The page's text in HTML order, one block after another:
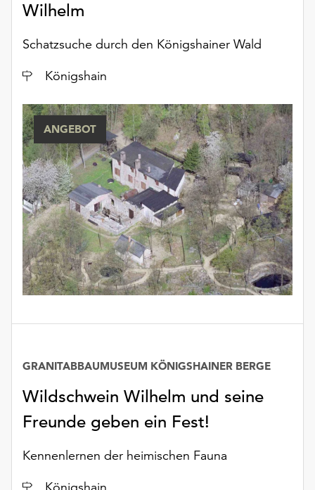
Einstellungen
die
„Auswählen“.
Weitere
Informationen
finden
Sie
unserer
Datenschutzerklärung
oder
dem
Impressum
Wilhelm
Schatzsuche durch den Königshainer Wald
Ort
Königshain
ANGEBOT
Wildschwein Wilhelm und seine
Freunde geben ein Fest!
GRANITABBAUMUSEUM KÖNIGSHAINER BERGE
Kennenlernen der heimischen Fauna
Ort
Königshain